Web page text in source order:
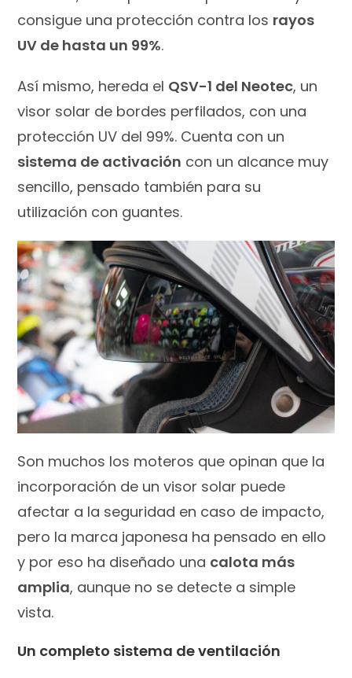
consigue una protección contra los rayos
UV de hasta un 99%.
Así mismo, hereda el QSV-1 del Neotec, un
visor solar de bordes perfilados, con una
protección UV del 99%. Cuenta con un
sistema de activación con un alcance muy
sencillo, pensado también para su
utilización con guantes.
Son muchos los moteros que opinan que la
incorporación de un visor solar puede
afectar a la seguridad en caso de impacto,
pero la marca japonesa ha pensado en ello
y por eso ha diseñado una calota más
amplia, aunque no se detecte a simple
vista.
Un completo sistema de ventilación